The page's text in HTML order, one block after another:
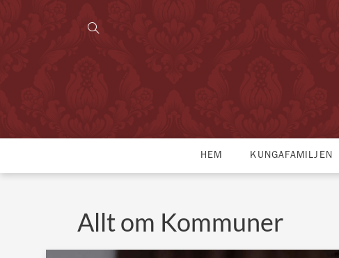
HEM KUNGAFAMILJEN
Allt om Kommuner